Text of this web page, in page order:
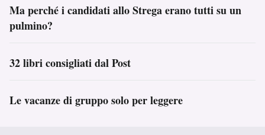
Ma perché i candidati allo Strega erano tutti su un
pulmino?
32 libri consigliati dal Post
Le vacanze di gruppo solo per leggere